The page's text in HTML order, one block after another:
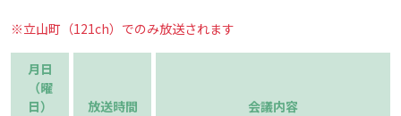
※立山町（121ch）でのみ放送されます
月日
（曜
日）
放送時間 会議内容